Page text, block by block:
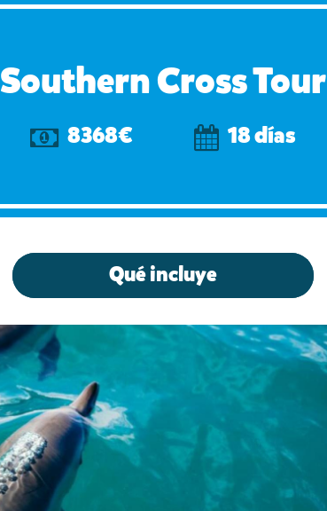
Southern Cross Tour
8368€ 18 días
Qué incluye